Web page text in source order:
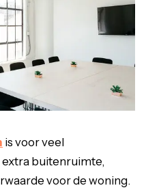
is voor veel
extra buitenruimte,
voor de woning.